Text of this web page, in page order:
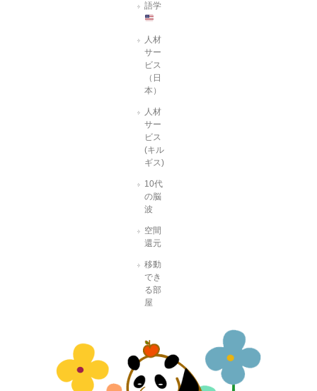
語学
人材
サー
ビス
（日
本）
人材
サー
ビス
(キル
ギス)
10代
の脳
波
空間
還元
移動
でき
る部
屋